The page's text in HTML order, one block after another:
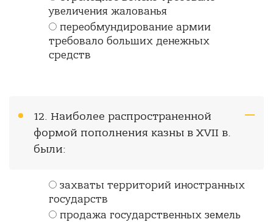
увеличения жалованья
переобмундирование армии
требовало больших денежных
средств
12. Наиболее распространенной
формой пополнения казны в XVII в.
были:
захваты территорий иностранных
государств
продажа государственных земель